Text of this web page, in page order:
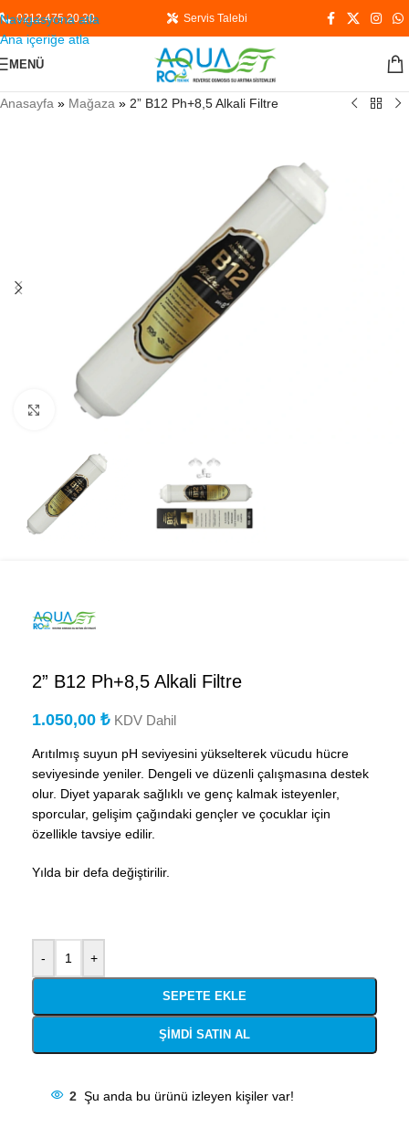
Navigasyona atla
Ana içeriğe atla
0212 475 20 20 Servis Talebi
MENÜ
Anasayfa » Mağaza » 2” B12 Ph+8,5 Alkali Filtre
Büyütmek için tıklayın
2” B12 Ph+8,5 Alkali Filtre
1.050,00 ₺ KDV Dahil
Arıtılmış suyun pH seviyesini yükselterek vücudu hücre
seviyesinde yeniler. Dengeli ve düzenli çalışmasına destek
olur. Diyet yaparak sağlıklı ve genç kalmak isteyenler,
sporcular, gelişim çağındaki gençler ve çocuklar için
özellikle tavsiye edilir.
Yılda bir defa değiştirilir.
- +
SEPETE EKLE
ŞIMDI SATIN AL
2 Şu anda bu ürünü izleyen kişiler var!